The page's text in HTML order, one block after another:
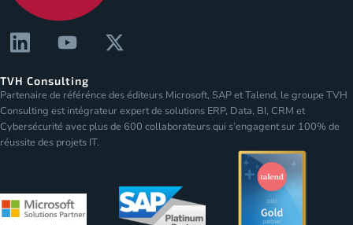
TVH Consulting
Partenaire de référénce des éditeurs Microsoft, SAP et Talend, le groupe TVH
Consulting est intégrateur expert de solutions ERP, Data, BI, CRM et
Cybersécurité avec plus de 600 collaborateurs qui s’engagent sur 100% de
réussite des projets IT.